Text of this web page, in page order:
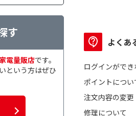
す
電量販店です。
という方はぜひ
よくあ
ログインができ
ポイントについ
注文内容の変
修理について